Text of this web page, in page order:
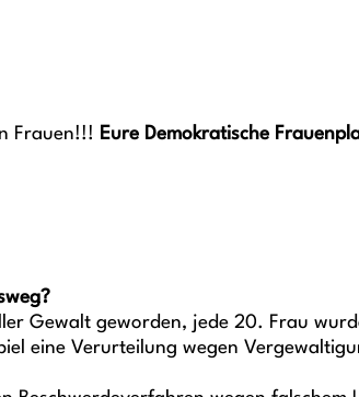
Frauen!!! Eure Demokratische
Gewalt geworden, jede 20. Frau
eine Verurteilung wegen